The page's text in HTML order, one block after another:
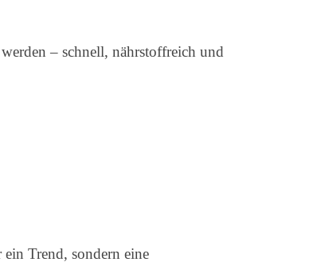
– schnell, nährstoffreich und
Trend, sondern eine